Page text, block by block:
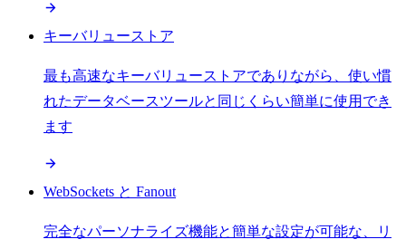
キーバリューストア
最も高速なキーバリューストアでありながら、使い慣
れたデータベースツールと同じくらい簡単に使用でき
ます
WebSockets と Fanout
完全なパーソナライズ機能と簡単な設定が可能な、リ